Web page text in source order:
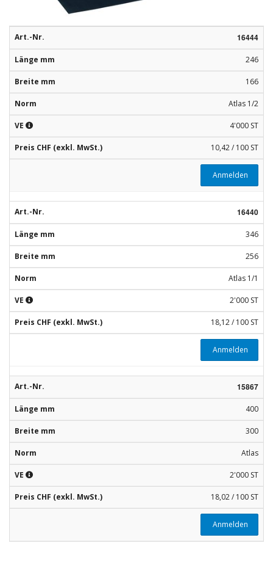
Anwendungsrezepturen
Kataloge
Art.-Nr. 16444
Länge mm 246
Breite mm 166
Norm Atlas 1/2
VE 4'000 ST
Preis CHF (exkl. MwSt.) 10,42 / 100 ST
Anmelden
Art.-Nr. 16440
Länge mm 346
Breite mm 256
Norm Atlas 1/1
VE 2'000 ST
Preis CHF (exkl. MwSt.) 18,12 / 100 ST
Anmelden
Art.-Nr. 15867
Länge mm 400
Breite mm 300
Norm Atlas
VE 2'000 ST
Preis CHF (exkl. MwSt.) 18,02 / 100 ST
Anmelden